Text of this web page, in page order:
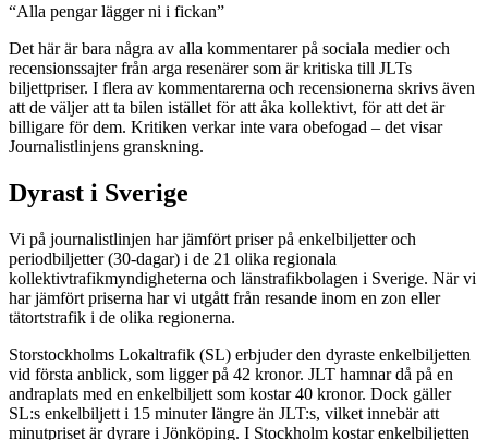
“Alla pengar lägger ni i fickan”
Det här är bara några av alla kommentarer på sociala medier och
recensionssajter från arga resenärer som är kritiska till JLTs
biljettpriser. I flera av kommentarerna och recensionerna skrivs även
att de väljer att ta bilen istället för att åka kollektivt, för att det är
billigare för dem. Kritiken verkar inte vara obefogad – det visar
Journalistlinjens granskning.
Dyrast i Sverige
Vi på journalistlinjen har jämfört priser på enkelbiljetter och
periodbiljetter (30-dagar) i de 21 olika regionala
kollektivtrafikmyndigheterna och länstrafikbolagen i Sverige. När vi
har jämfört priserna har vi utgått från resande inom en zon eller
tätortstrafik i de olika regionerna.
Storstockholms Lokaltrafik (SL) erbjuder den dyraste enkelbiljetten
vid första anblick, som ligger på 42 kronor. JLT hamnar då på en
andraplats med en enkelbiljett som kostar 40 kronor. Dock gäller
SL:s enkelbiljett i 15 minuter längre än JLT:s, vilket innebär att
minutpriset är dyrare i Jönköping. I Stockholm kostar enkelbiljetten